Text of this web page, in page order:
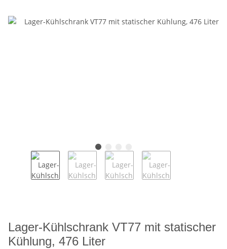
Lager-Kühlschrank VT77 mit statischer
Kühlung, 476 Liter